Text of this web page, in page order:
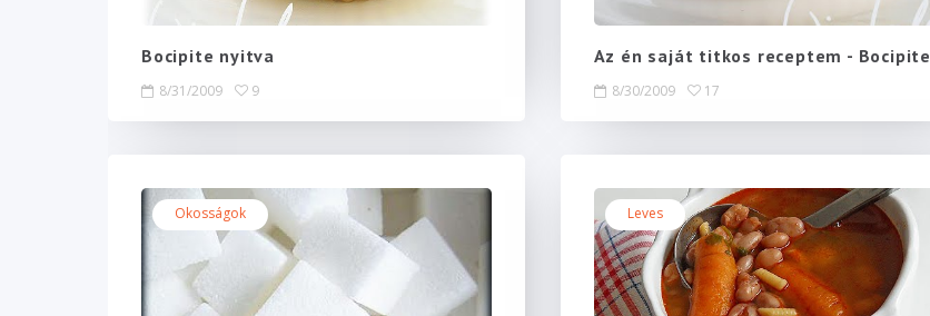
Bocipite nyitva
8/31/2009 9
Az én saját titkos receptem - Bocipite
8/30/2009 17
Okosságok Leves